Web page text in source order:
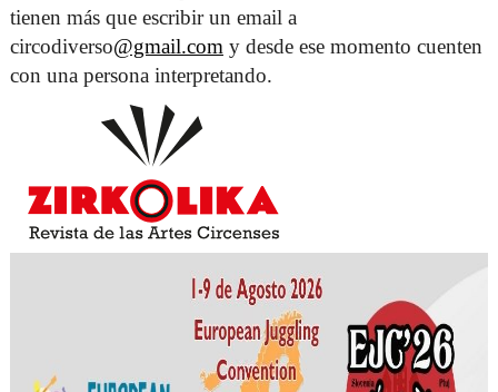
tienen más que escribir un email a
circodiverso@gmail.com y desde ese momento cuenten
con una persona interpretando.